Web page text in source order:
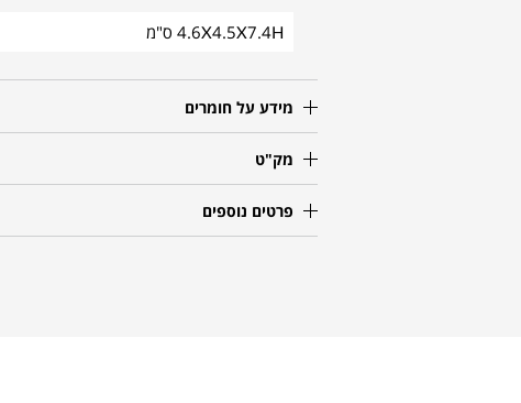
4.6X4.5X7.4H ס"מ
מידע על חומרים
מק"ט
פרטים נוספים